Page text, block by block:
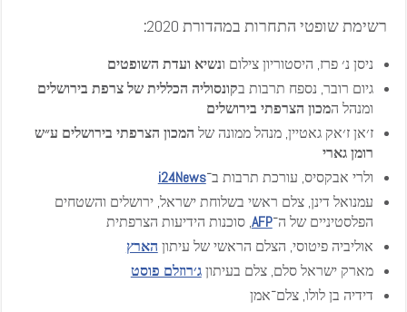
רשימת שופטי התחרות במהדורת 2020
:
ניסן נ׳ פרז, היסטוריון צילום ונשיא ועדת השופטים
גיום רובר, נספח תרבות בקונסוליה הכללית של צרפת בירושלים
ומנהל המכון הצרפתי בירושלים
ז׳אן ז׳אק גאטיין, מנהל ממונה של המכון הצרפתי בירושלים ע״ש
רומן גארי
ולרי אבקסיס, עורכת תרבות ב־i24News
עמנואל דינן, צלם ראשי בשלוחת ישראל, ירושלים והשטחים
הפלסטיניים של ה־AFP, סוכנות הידיעות הצרפתית
אוליביה פיטוסי, הצלם הראשי של עיתון הארץ
מארק ישראל סלם, צלם בעיתוןג׳רוזלם פוסט
דידיה בן לולו, צלם־אמן